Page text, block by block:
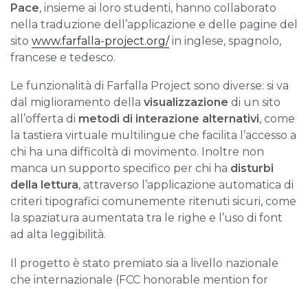
Pace, insieme ai loro studenti, hanno collaborato
nella traduzione dell’applicazione e delle pagine del
sito www.farfalla-project.org/in inglese, spagnolo,
francese e tedesco.
Le funzionalità di Farfalla Project sono diverse: si va
dal miglioramento della visualizzazione di un sito
all’offerta di metodi di interazione alternativi, come
la tastiera virtuale multilingue che facilita l’accesso a
chi ha una difficoltà di movimento. Inoltre non
manca un supporto specifico per chi ha disturbi
della lettura, attraverso l’applicazione automatica di
criteri tipografici comunemente ritenuti sicuri, come
la spaziatura aumentata tra le righe e l’uso di font
ad alta leggibilità.
Il progetto è stato premiato sia a livello nazionale
che internazionale (FCC honorable mention for